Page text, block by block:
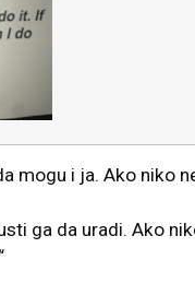
mogu i ja. Ako niko
ga da uradi. Ako